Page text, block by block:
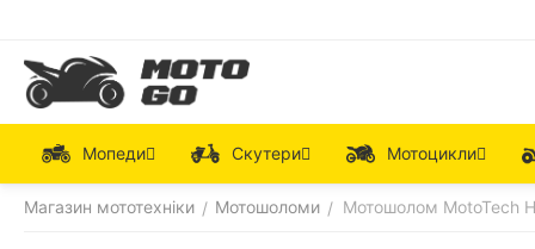
Мопеди Скутери Мотоцикли
Магазин мототехніки / Мотошоломи / Мотошолом MotoTech